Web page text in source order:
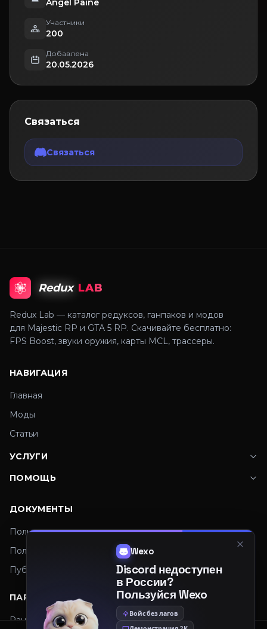
Angel Paine
Участники
200
Добавлена
20.05.2026
Связаться
Связаться
Redux LAB
Redux Lab — каталог редуксов, ганпаков и модов
для Majestic RP и GTA 5 RP. Скачивайте бесплатно:
FPS Boost, звуки оружия, карты MCL, трассеры.
НАВИГАЦИЯ
Главная
Моды
Статьи
УСЛУГИ
ПОМОЩЬ
ДОКУМЕНТЫ
Пользовательское соглашение
Политика конфиденциальности
Публичная оферта
ПАРТНЕРЫ
Рандомайзер
Wexo
Discord недоступен
в России?
Пользуйся Wexo
Войс без лагов